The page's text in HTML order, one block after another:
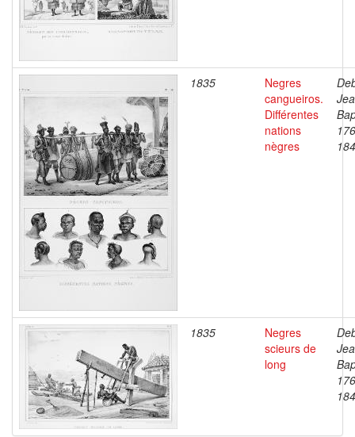
1835
Negres
cangueiros.
Différentes
nations
nègres
1835
Negres
scieurs de
long